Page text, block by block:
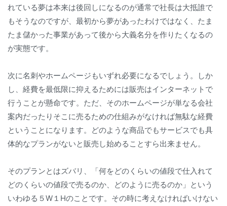
れている夢は本来は後回しになるのが通常で社長は大抵誰で
もそうなのですが、最初から夢があったわけではなく、たま
たま儲かった事業があって後から大義名分を作りたくなるの
が実態です。
次に名刺やホームページもいずれ必要になるでしょう。しか
し、経費を最低限に抑えるためには販売はインターネットで
行うことが懸命です。ただ、そのホームページが単なる会社
案内だったりそこに売るための仕組みがなければ無駄な経費
ということになります。どのような商品でもサービスでも具
体的なプランがないと販売し始めることすら出来ません。
そのプランとはズバリ、「何をどのくらいの値段で仕入れて
どのくらいの値段で売るのか、どのように売るのか」という
いわゆる５W１Hのことです。その時に考えなければいけない